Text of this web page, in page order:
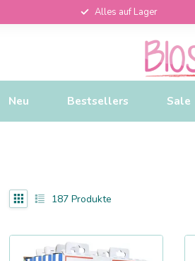
Alles auf Lager
Neu Bestsellers Sale
187 Produkte